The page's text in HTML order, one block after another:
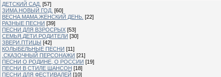
ДЕТСКИЙ САД. [57]
ЗИМА.НОВЫЙ ГОД. [60]
ВЕСНА.МАМА.ЖЕНСКИЙ ДЕНЬ. [22]
РАЗНЫЕ ПЕСНИ [39]
ПЕСНИ ДЛЯ ВЗРОСРЫХ [53]
СЕМЬЯ.ДЕТИ.РОДИТЕЛИ [30]
ЗВЕРИ.ПТИЦЫ [42]
КОЛЫБЕЛЬНЫЕ ПЕСНИ [11]
.СКАЗОЧНЫЙ ПЕРСОНАЖИ [21]
ПЕСНИ О РОДИНЕ, О РОССИИ [19]
ПЕСНИ В СТИЛЕ ШАНСОН [18]
ПЕСНИ ДЛЯ ФЕСТИВАЛЕЙ [10]